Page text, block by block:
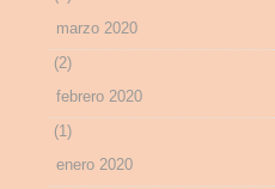
marzo 2020
(2)
febrero 2020
(1)
enero 2020